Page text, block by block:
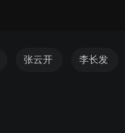
张云开 李长发